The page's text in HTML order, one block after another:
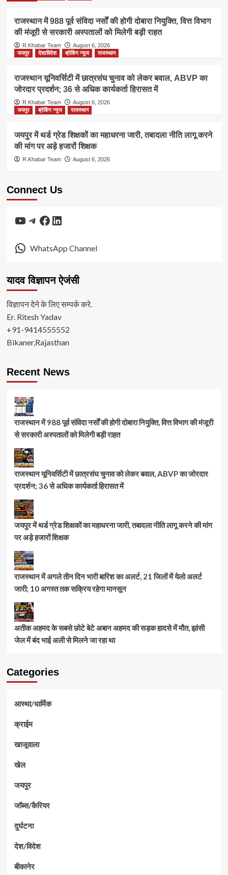
राजस्थान में 988 पूर्व संविदा नर्सों की होगी दोबारा नियुक्ति, वित्त विभाग
की मंजूरी से सरकारी अस्पतालों को मिलेगी बड़ी राहत
R.Khabar Team
August 6, 2026
जयपुर
देश/विदेश ब्रेकिंग न्यूज राजस्थान
राजस्थान यूनिवर्सिटी में छात्रसंघ चुनाव को लेकर बवाल, ABVP का
जोरदार प्रदर्शन; 36 से अधिक कार्यकर्ता हिरासत में
R.Khabar Team
August 6, 2026
जयपुर
ब्रेकिंग न्यूज राजस्थान
जयपुर में थर्ड ग्रेड शिक्षकों का महाधरना जारी, तबादला नीति लागू करने
की मांग पर अड़े हजारों शिक्षक
R.Khabar Team August 6, 2026
Connect Us
YouTube
Telegram
Facebook
LinkedIn
WhatsApp Channel
यादव विज्ञापन ऐजंसी
विज्ञापन देने के लिए सम्पर्क करे.
Er. Ritesh Yadav
+91-9414555552
Bikaner,Rajasthan
Recent News
राजस्थान में 988 पूर्व संविदा नर्सों की होगी दोबारा नियुक्ति, वित्त विभाग की मंजूरी
से सरकारी अस्पतालों को मिलेगी बड़ी राहत
राजस्थान यूनिवर्सिटी में छात्रसंघ चुनाव को लेकर बवाल, ABVP का जोरदार
प्रदर्शन; 36 से अधिक कार्यकर्ता हिरासत में
जयपुर में थर्ड ग्रेड शिक्षकों का महाधरना जारी, तबादला नीति लागू करने की मांग
पर अड़े हजारों शिक्षक
राजस्थान में अगले तीन दिन भारी बारिश का अलर्ट, 21 जिलों में येलो अलर्ट
जारी; 10 अगस्त तक सक्रिय रहेगा मानसून
अतीक अहमद के सबसे छोटे बेटे अबान अहमद की सड़क हादसे में मौत, झांसी
जेल में बंद भाई अली से मिलने जा रहा था
Categories
आस्था/धार्मिक
क्राईम
खाजूवाला
खेल
जयपुर
जॉब्स/कैरियर
दुर्घटना
देश/विदेश
बीकानेर